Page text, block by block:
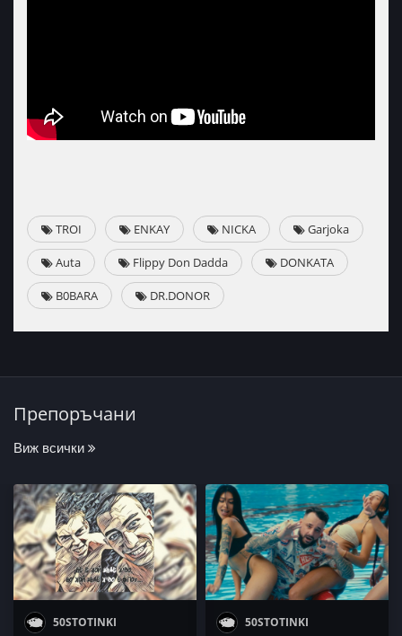
TROI ENKAY NICKA Garjoka
Auta Flippy Don Dadda DONKATA
B0BARA DR.DONOR
Препоръчани
Виж всички
50STOTINKI 50STOTINKI